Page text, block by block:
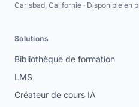
Carlsbad, Californie · Disponible en
Solutions
Bibliothèque de formation
LMS
Créateur de cours IA